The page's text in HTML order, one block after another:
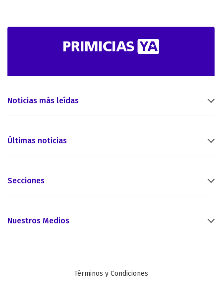
Noticias más leídas
Últimas noticias
Secciones
Nuestros Medios
Términos y Condiciones